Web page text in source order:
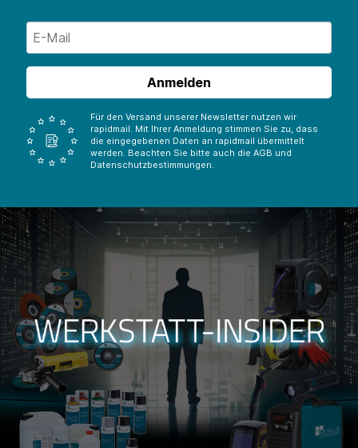
Anmelden
Für den Versand unserer Newsletter nutzen wir
rapidmail. Mit Ihrer Anmeldung stimmen Sie zu, dass
die eingegebenen Daten an rapidmail übermittelt
werden. Beachten Sie bitte auch die AGB und
Datenschutzbestimmungen.